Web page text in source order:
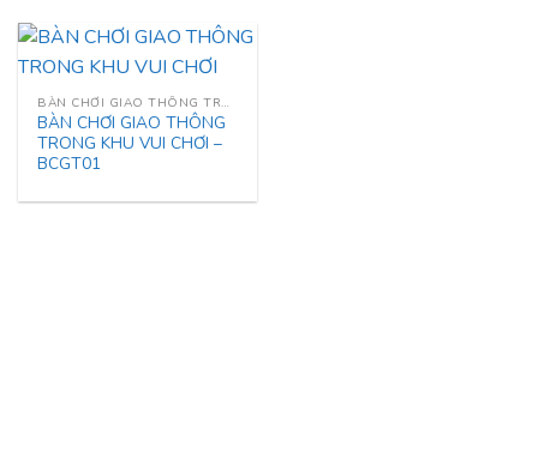
BÀN CHƠI GIAO THÔNG TRONG KHU VUI CHƠI
BÀN CHƠI GIAO THÔNG
TRONG KHU VUI CHƠI –
BCGT01